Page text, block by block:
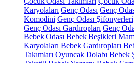
Karyolaları Genç Odası Genç
Komodini Genç Odası Şifonyerleri
Genç Odası Gardıropları Genç
Bebek Odası Bebek Beşikleri
Karyolaları Bebek Gardıropları
Takımları Oyuncak Dolabı Bebek